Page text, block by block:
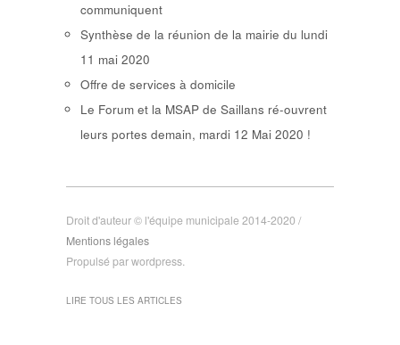
communiquent
Synthèse de la réunion de la mairie du lundi
11 mai 2020
Offre de services à domicile
Le Forum et la MSAP de Saillans ré-ouvrent
leurs portes demain, mardi 12 Mai 2020 !
Droit d'auteur © l'équipe municipale 2014-2020 /
Mentions légales
Propulsé par wordpress.
LIRE TOUS LES ARTICLES